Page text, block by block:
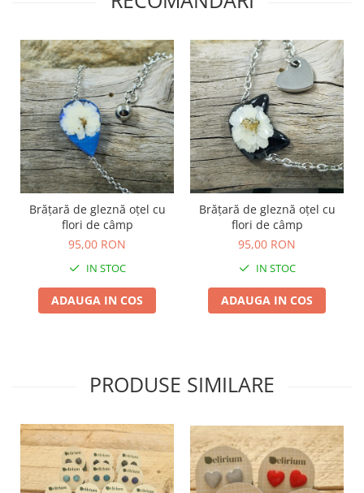
Dischete cosmetice
Capac textil pentru vase și farfurii
Prosop de bucătărie "NU-hârtie"
Suport pentru tacâmuri de
călătorie
Sac reutilizabil pentru fructe și
legume
Card cadou
Accesorii tricotate
Decor Crăciun
TOATE Bijuteriile și Accesoriile
TOATE Produsele Personalizate
Brățară de gleznă oțel cu
flori de câmp
95,00 RON
IN STOC
ADAUGA IN COS
Brățară de gleznă oțel cu
flori de câmp
95,00 RON
IN STOC
ADAUGA IN COS
PRODUSE SIMILARE